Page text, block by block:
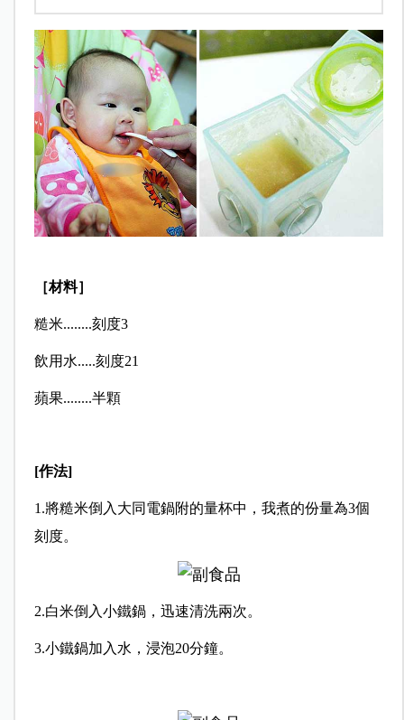
［材料］
糙米........刻度3
飲用水.....刻度21
蘋果........半顆
[作法]
1.將糙米倒入大同電鍋附的量杯中，我煮的份量為3個
刻度。
2.白米倒入小鐵鍋，迅速清洗兩次。
3.小鐵鍋加入水，浸泡20分鐘。